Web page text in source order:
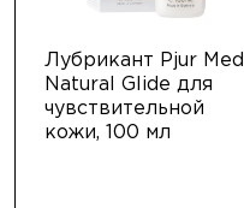
Лубрикант Pjur Med
Natural Glide для
чувствительной
кожи, 100 мл